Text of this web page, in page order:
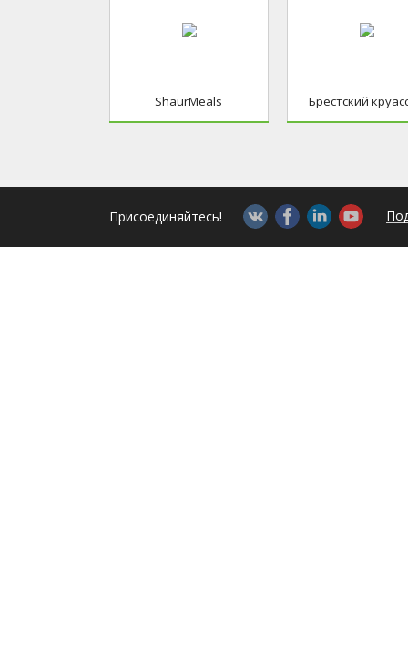
ShaurMeals Брестский
Присоединяйтесь!